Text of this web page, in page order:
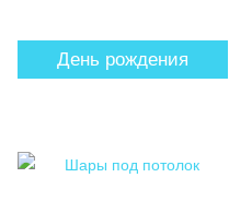
День рождения